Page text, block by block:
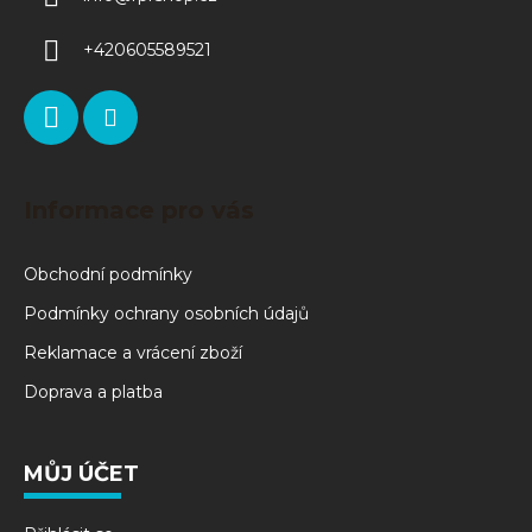
+420605589521
Obchodní podmínky
Podmínky ochrany osobních údajů
Reklamace a vrácení zboží
Doprava a platba
MŮJ ÚČET